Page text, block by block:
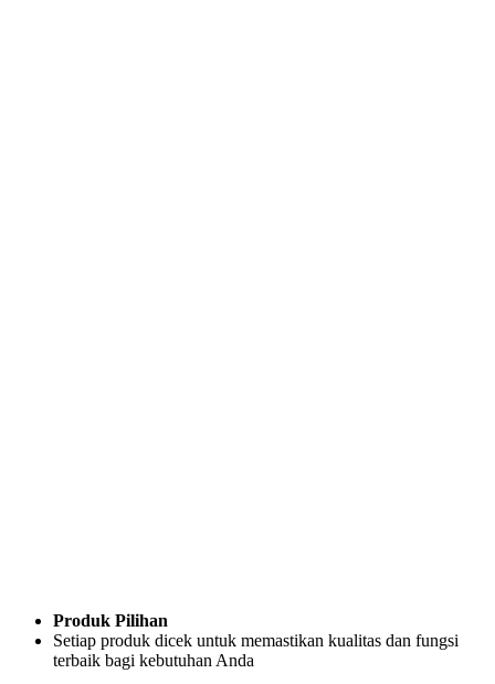
Produk Pilihan
Setiap produk dicek untuk memastikan kualitas dan fungsi
terbaik bagi kebutuhan Anda